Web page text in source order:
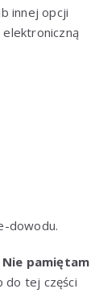
innej opcji
dowodu.
Nie pamiętam
do tej części